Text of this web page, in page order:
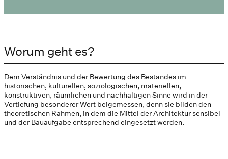
Worum geht es?
Dem Verständnis und der Bewertung des Bestandes im
historischen, kulturellen, soziologischen, materiellen,
konstruktiven, räumlichen und nachhaltigen Sinne wird in der
Vertiefung besonderer Wert beigemessen, denn sie bilden den
theoretischen Rahmen, in dem die Mittel der Architektur sensibel
und der Bauaufgabe entsprechend eingesetzt werden.